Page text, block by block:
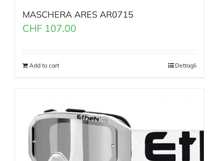
MASCHERA ARES AR0715
CHF 107.00
Add to cart Dettagli